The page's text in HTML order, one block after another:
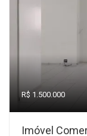
R$ 1.500.000
Imóvel